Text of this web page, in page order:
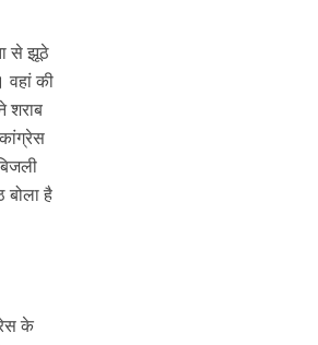
से झूठे
वहां की
शराब
बोला है
के